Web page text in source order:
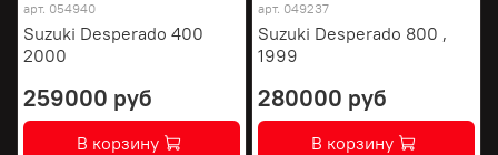
арт. 054940
Suzuki Desperado 400
2000
259000 руб
В корзину
арт. 049237
Suzuki Desperado 800 ,
1999
280000 руб
В корзину